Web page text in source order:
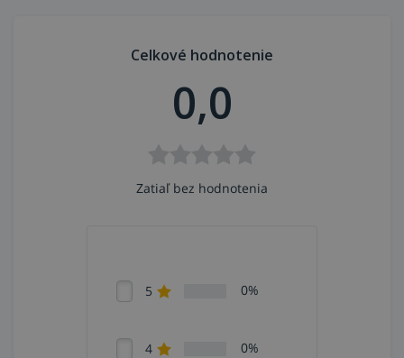
Celkové hodnotenie
0,0
Zatiaľ bez hodnotenia
5 0%
4 0%